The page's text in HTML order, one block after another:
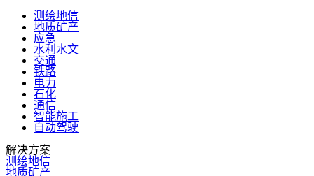
测绘地信
地质矿产
应急
水利水文
交通
铁路
电力
石化
通信
智能施工
自动驾驶
解决方案
测绘地信
地质矿产